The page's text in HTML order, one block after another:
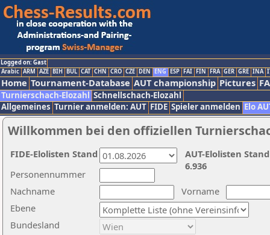
Logged on: Gast
Arabic ARM AZE BIH BUL CAT CHN CRO CZE DEN ENG ESP FAI FIN FRA GER GRE INA
Home Tournament-Database AUT championship Pictures
Turnierschach-Elozahl Schnellschach-Elozahl
Allgemeines Turnier anmelden: AUT FIDE Spieler anmelden Elo
Willkommen bei den offiziellen
Nachname
Vorname
Ebene
Personennummer
Bundesland
AUT-Elolisten
6.936
FIDE-Elolisten Stand